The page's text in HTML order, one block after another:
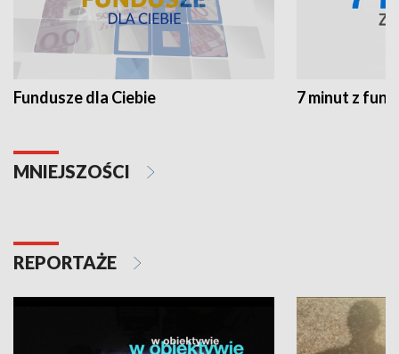
Fundusze dla Ciebie 7 minut z
MNIEJSZOŚCI
REPORTAŻE